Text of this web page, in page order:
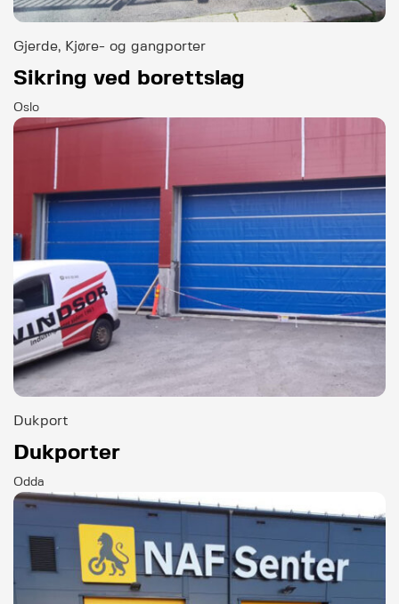
Gjerde, Kjøre- og gangporter
Sikring ved borettslag
Oslo
Dukport
Dukporter
Odda